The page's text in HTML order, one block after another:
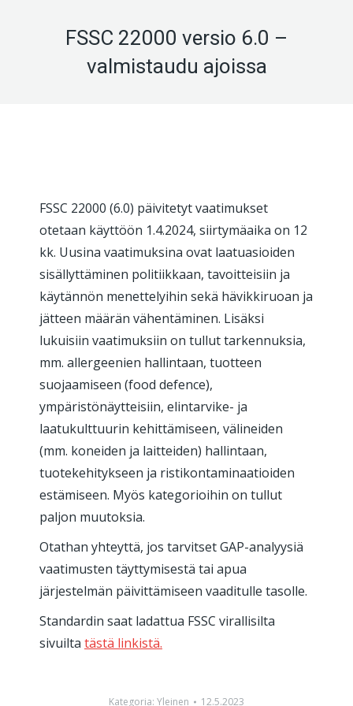
FSSC 22000 versio 6.0 –
valmistaudu ajoissa
FSSC 22000 (6.0) päivitetyt vaatimukset
otetaan käyttöön 1.4.2024, siirtymäaika on 12
kk. Uusina vaatimuksina ovat laatuasioiden
sisällyttäminen politiikkaan, tavoitteisiin ja
käytännön menettelyihin sekä hävikkiruoan ja
jätteen määrän vähentäminen. Lisäksi
lukuisiin vaatimuksiin on tullut tarkennuksia,
mm. allergeenien hallintaan, tuotteen
suojaamiseen (food defence),
ympäristönäytteisiin, elintarvike- ja
laatukulttuurin kehittämiseen, välineiden
(mm. koneiden ja laitteiden) hallintaan,
tuotekehitykseen ja ristikontaminaatioiden
estämiseen. Myös kategorioihin on tullut
paljon muutoksia.
Otathan yhteyttä, jos tarvitset GAP-analyysiä
vaatimusten täyttymisestä tai apua
järjestelmän päivittämiseen vaaditulle tasolle.
Standardin saat ladattua FSSC virallisilta
sivuilta tästä linkistä.
Kategoria: Yleinen 12.5.2023